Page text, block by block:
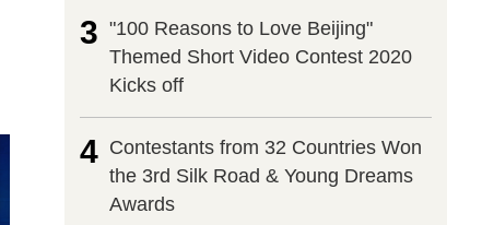
3 "100 Reasons to Love Beijing"
Themed Short Video Contest 2020
Kicks off
4 Contestants from 32 Countries Won
the 3rd Silk Road & Young Dreams
Awards